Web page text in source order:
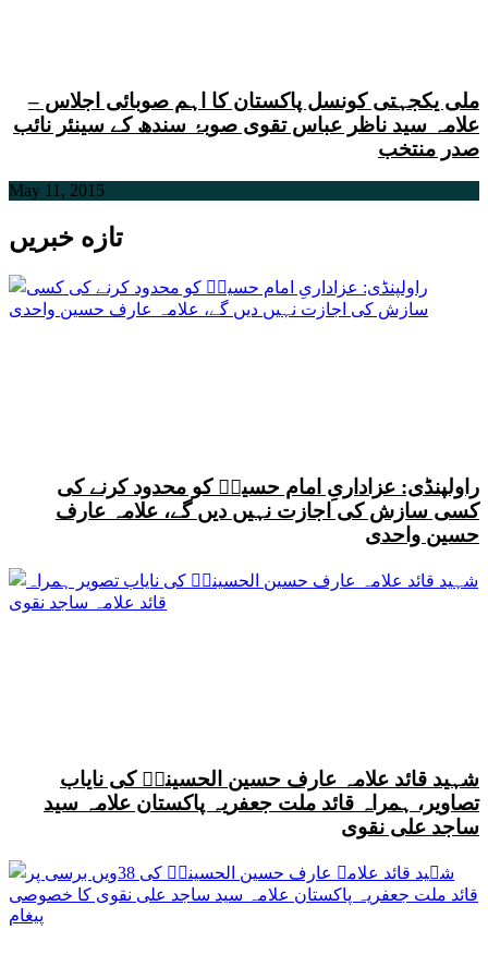
ملی یکجہتی کونسل پاکستان کا اہم صوبائی اجلاس –
علامہ سید ناظر عباس تقوی صوبۂ سندھ کے سینئر نائب
صدر منتخب
May 11, 2015
تازه خبریں
راولپنڈی: عزاداریِ امام حسینؑ کو محدود کرنے کی
کسی سازش کی اجازت نہیں دیں گے، علامہ عارف
حسین واحدی
شہید قائد علامہ عارف حسین الحسینیؒ کی نایاب
تصاویر، ہمراہ قائد ملت جعفریہ پاکستان علامہ سید
ساجد علی نقوی